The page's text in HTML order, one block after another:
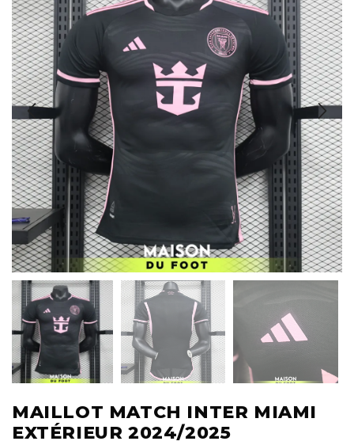
MAILLOT MATCH INTER MIAMI
EXTÉRIEUR 2024/2025